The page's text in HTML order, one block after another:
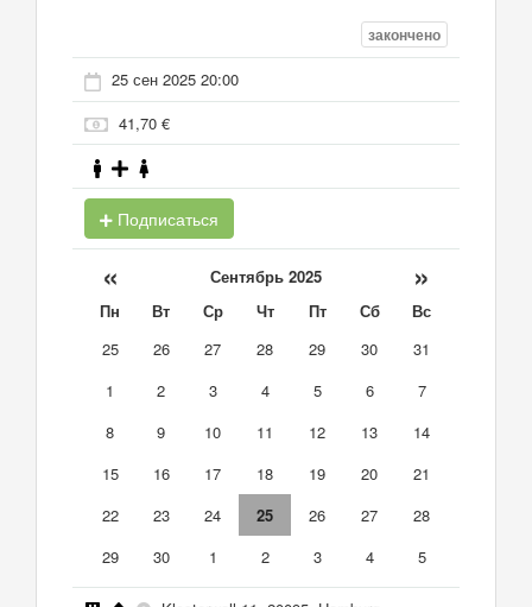
закончено
25 сен 2025 20:00
41,70 €
Подписаться
« Сентябрь 2025 »
Пн Вт Ср Чт Пт Сб
Вс
25
26 27 28 29 30
31
1
2 3 4 5 6
7
8
9 10 11 12 13
14
15
16 17 18 19 20
21
22
23 24 25 26 27
28
29
30 1 2 3 4 5